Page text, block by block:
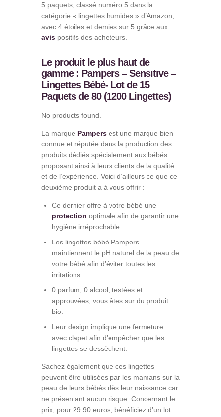
5 paquets, classé numéro 5 dans la
catégorie « lingettes humides » d’Amazon,
avec 4 étoiles et demies sur 5 grâce aux
avis positifs des acheteurs.
Le produit le plus haut de
gamme : Pampers – Sensitive –
Lingettes Bébé- Lot de 15
Paquets de 80 (1200 Lingettes)
No products found.
La marque Pampers est une marque bien
connue et réputée dans la production des
produits dédiés spécialement aux bébés
proposant ainsi à leurs clients de la qualité
et de l’expérience. Voici d’ailleurs ce que ce
deuxième produit a à vous offrir :
Ce dernier offre à votre bébé une
protection optimale afin de garantir une
hygiène irréprochable.
Les lingettes bébé Pampers
maintiennent le pH naturel de la peau de
votre bébé afin d’éviter toutes les
irritations.
0 parfum, 0 alcool, testées et
approuvées, vous êtes sur du produit
bio.
Leur design implique une fermeture
avec clapet afin d’empêcher que les
lingettes se dessèchent.
Sachez également que ces lingettes
peuvent être utilisées par les mamans sur la
peau de leurs bébés dès leur naissance car
ne présentant aucun risque. Concernant le
prix, pour 29.90 euros, bénéficiez d’un lot